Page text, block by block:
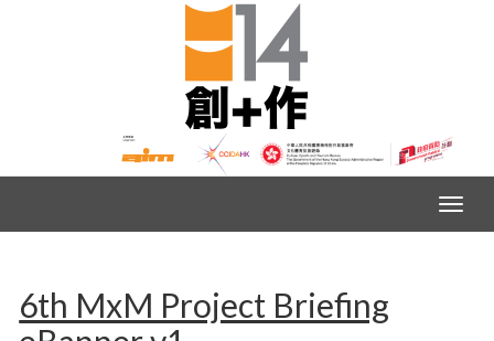
6th MxM Project Briefing